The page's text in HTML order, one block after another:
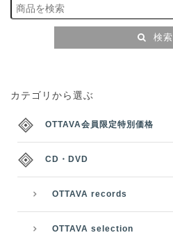
検索
カテゴリから選ぶ
OTTAVA会員限定特別価格
CD・DVD
OTTAVA records
OTTAVA selection